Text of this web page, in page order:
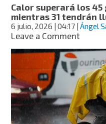
Calor superará los
mientras 31 tendrán
6 julio, 2026 | 04:17 |Ángel
Leave a Commenton
los
45
en
dos